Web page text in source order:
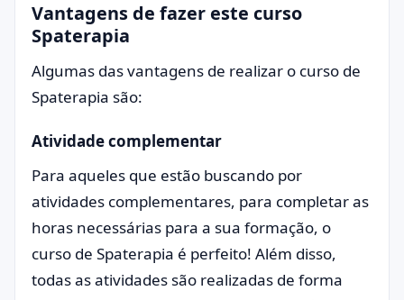
Vantagens de fazer este curso
Spaterapia
Algumas das vantagens de realizar o curso de
Spaterapia são:
Atividade complementar
Para aqueles que estão buscando por
atividades complementares, para completar as
horas necessárias para a sua formação, o
curso de Spaterapia é perfeito! Além disso,
todas as atividades são realizadas de forma